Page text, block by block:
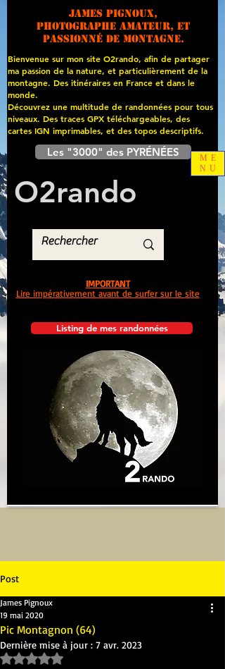
James PIGNOUX,
photographe amateur, et
passionné de montagne.
Bienvenue sur mon site O2rando, afin de partager
ma passion de la nature, et particulièrement de la
montagne. Des itinéraires en France et dans le
monde.
Découvrez une multitude de randonnées pour tous
niveaux. Des traces GPX téléchargeables, des
cartes IGN imprimables, et des topos descriptifs.
Les "3000" des PYRÉNÉES
O2rando
Listing de mes randonnées
IMPORTANT
Lire impérativement avant de surfer sur le site
ME
NU
Post
Pic Montagnon (64)
James Pignoux
19 mai 2020
Dernière mise à jour : 7 avr. 2023
Noté NaN étoiles sur 5.